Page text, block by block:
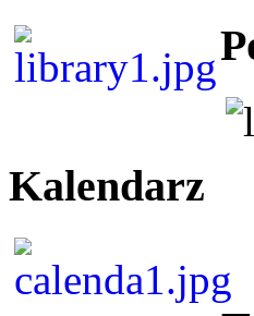
Kalendarz